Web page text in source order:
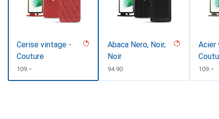
Cerise vintage -
Couture
CHF
109.–
Abaca Nero, Noir,
Noir
CHF
94.90
Acier
CHF
109.–